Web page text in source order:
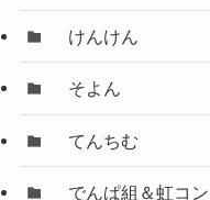
けんけん
そよん
てんちむ
でんぱ組＆虹コン